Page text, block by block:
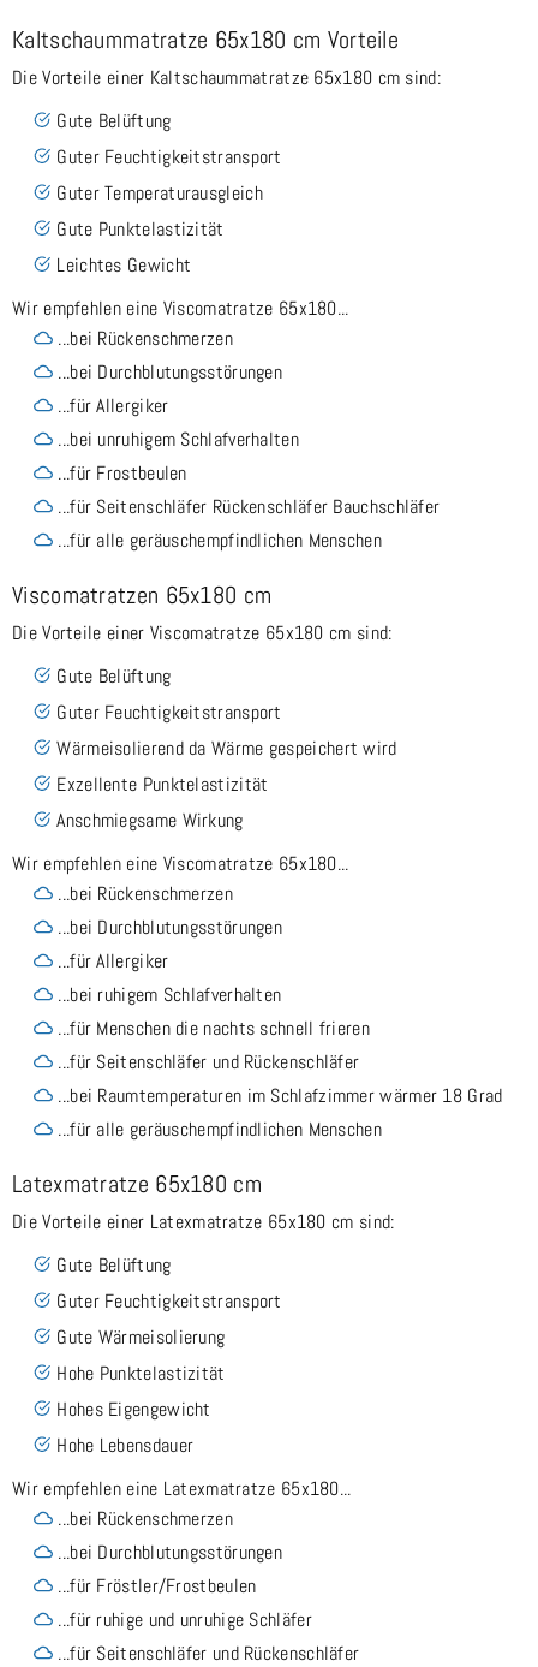
Kaltschaummatratze 65x180 cm Vorteile
Die Vorteile einer Kaltschaummatratze 65x180 cm sind:
Gute Belüftung
Guter Feuchtigkeitstransport
Guter Temperaturausgleich
Gute Punktelastizität
Leichtes Gewicht
Wir empfehlen eine Viscomatratze 65x180...
...bei Rückenschmerzen
...bei Durchblutungsstörungen
...für Allergiker
...bei unruhigem Schlafverhalten
...für Frostbeulen
...für Seitenschläfer Rückenschläfer Bauchschläfer
...für alle geräuschempfindlichen Menschen
Viscomatratzen 65x180 cm
Die Vorteile einer Viscomatratze 65x180 cm sind:
Gute Belüftung
Guter Feuchtigkeitstransport
Wärmeisolierend da Wärme gespeichert wird
Exzellente Punktelastizität
Anschmiegsame Wirkung
Wir empfehlen eine Viscomatratze 65x180...
...bei Rückenschmerzen
...bei Durchblutungsstörungen
...für Allergiker
...bei ruhigem Schlafverhalten
...für Menschen die nachts schnell frieren
...für Seitenschläfer und Rückenschläfer
...bei Raumtemperaturen im Schlafzimmer wärmer 18 Grad
...für alle geräuschempfindlichen Menschen
Latexmatratze 65x180 cm
Die Vorteile einer Latexmatratze 65x180 cm sind:
Gute Belüftung
Guter Feuchtigkeitstransport
Gute Wärmeisolierung
Hohe Punktelastizität
Hohes Eigengewicht
Hohe Lebensdauer
Wir empfehlen eine Latexmatratze 65x180...
...bei Rückenschmerzen
...bei Durchblutungsstörungen
...für Fröstler/Frostbeulen
...für ruhige und unruhige Schläfer
...für Seitenschläfer und Rückenschläfer